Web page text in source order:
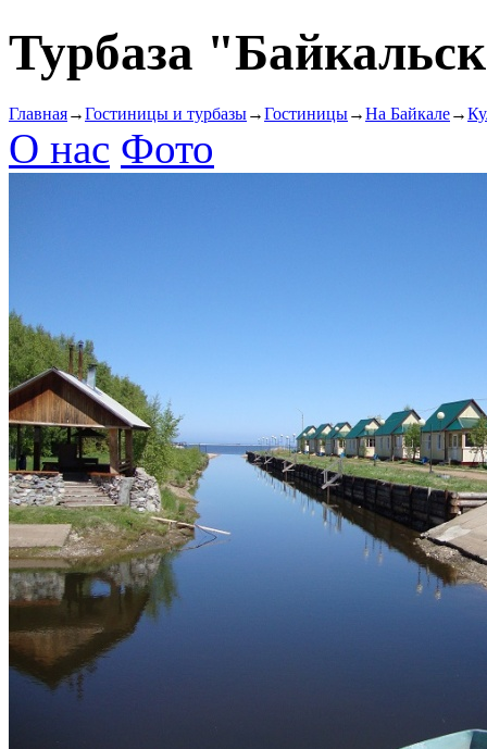
Турбаза
Главная→Гостиницы и турбазы→Гостиницы→На Байкале→
О нас Фото